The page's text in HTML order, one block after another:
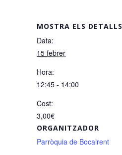
MOSTRA ELS DETALLS
Data:
15 febrer
Hora:
12:45 - 14:00
Cost:
3,00€
ORGANITZADOR
Parròquia de Bocairent